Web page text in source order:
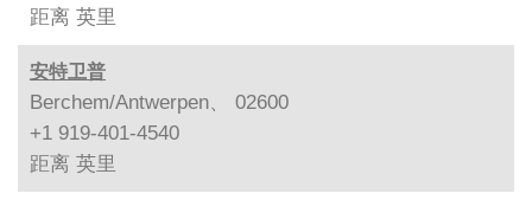
距离 英里
安特卫普
Berchem/Antwerpen、 02600
+1 919-401-4540
距离 英里